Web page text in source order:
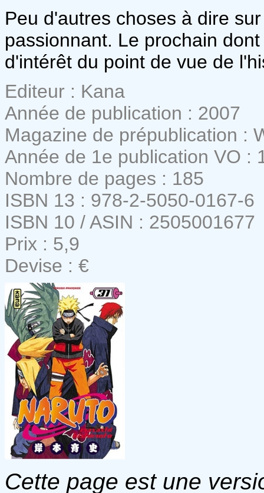
Peu d'autres choses à dire
passionnant. Le prochain
d'intérêt du point de vue de
Editeur : Kana
Année de publication : 2007
Magazine de prépublication :
Année de 1e publication VO :
Nombre de pages : 185
ISBN 13 : 978-2-5050-0167-6
ISBN 10 / ASIN : 2505001677
Prix : 5,9
Devise : €
Cette page est une